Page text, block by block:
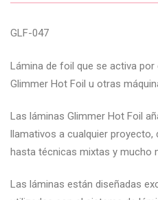
GLF-047
Lámina de foil que se activa
Glimmer Hot Foil u otras
Las láminas Glimmer Hot Foil
llamativos a cualquier proyecto,
hasta técnicas mixtas y mucho
Las láminas están diseñadas